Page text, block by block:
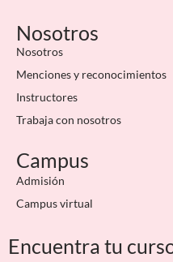
Nosotros
Nosotros
Menciones y reconocimientos
Instructores
Trabaja con nosotros
Campus
Admisión
Campus virtual
Encuentra tu